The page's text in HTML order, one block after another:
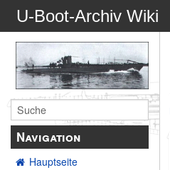
U-Boot-Archiv Wiki
Navigation
Hauptseite